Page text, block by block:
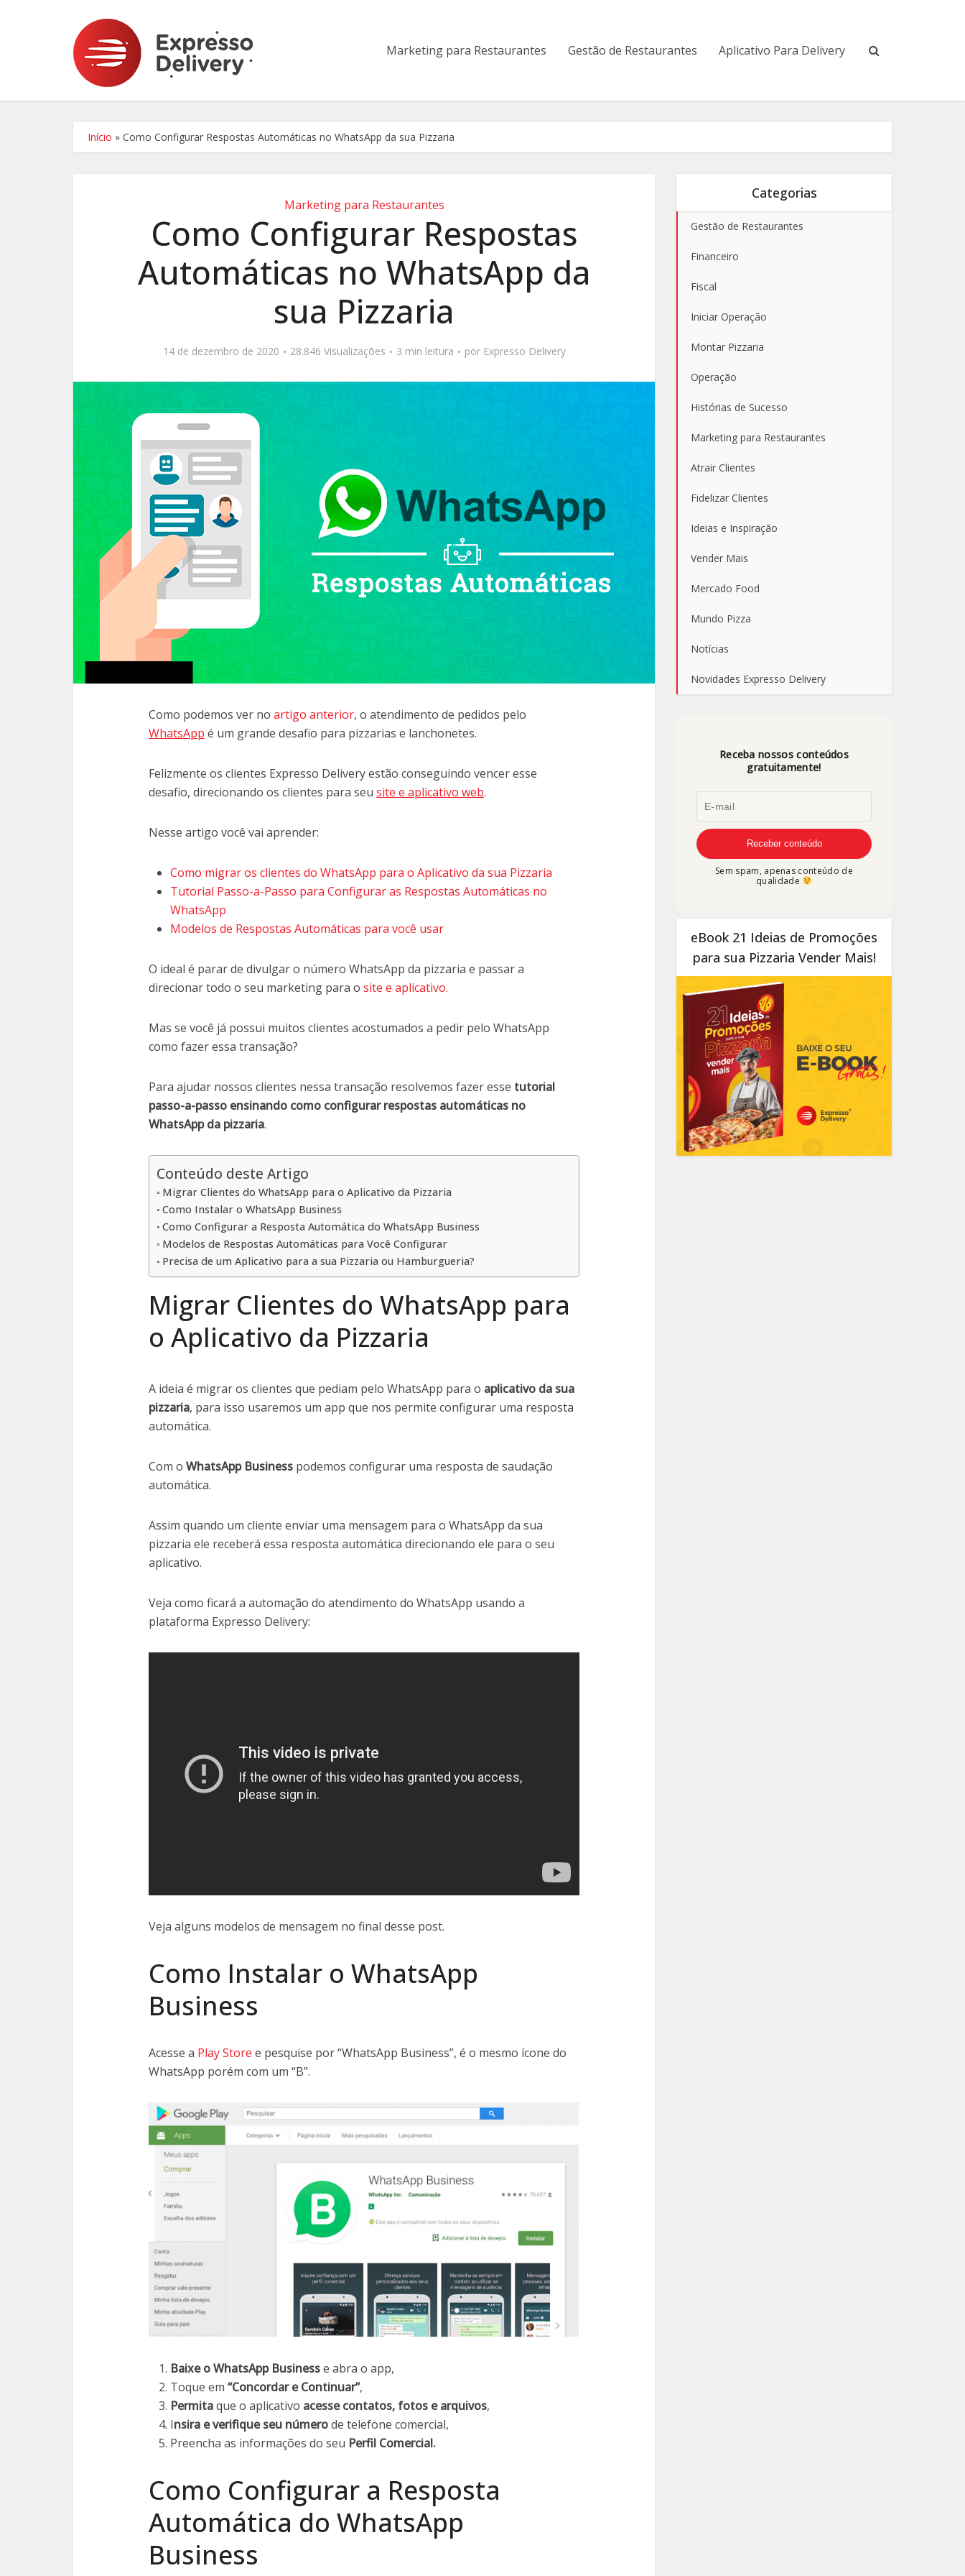
Marketing para Restaurantes Gestão de Restaurantes Aplicativo Para Delivery
Início » Como Configurar Respostas Automáticas no WhatsApp da sua Pizzaria
Marketing para Restaurantes
Como Configurar Respostas
Automáticas no WhatsApp da
sua Pizzaria
14 de dezembro de 2020 28.846 Visualizações 3 min leitura por Expresso Delivery
Como podemos ver no artigo anterior, o atendimento de pedidos pelo
WhatsApp é um grande desafio para pizzarias e lanchonetes.
Felizmente os clientes Expresso Delivery estão conseguindo vencer esse
desafio, direcionando os clientes para seu site e aplicativo web.
Nesse artigo você vai aprender:
Como migrar os clientes do WhatsApp para o Aplicativo da sua Pizzaria
Tutorial Passo-a-Passo para Configurar as Respostas Automáticas no
WhatsApp
Modelos de Respostas Automáticas para você usar
O ideal é parar de divulgar o número WhatsApp da pizzaria e passar a
direcionar todo o seu marketing para o site e aplicativo.
Mas se você já possui muitos clientes acostumados a pedir pelo WhatsApp
como fazer essa transação?
Para ajudar nossos clientes nessa transação resolvemos fazer esse tutorial
passo-a-passo ensinando como configurar respostas automáticas no
WhatsApp da pizzaria.
Conteúdo deste Artigo
Migrar Clientes do WhatsApp para o Aplicativo da Pizzaria
Como Instalar o WhatsApp Business
Como Configurar a Resposta Automática do WhatsApp Business
Modelos de Respostas Automáticas para Você Configurar
Precisa de um Aplicativo para a sua Pizzaria ou Hamburgueria?
Migrar Clientes do WhatsApp para
o Aplicativo da Pizzaria
A ideia é migrar os clientes que pediam pelo WhatsApp para o aplicativo da sua
pizzaria, para isso usaremos um app que nos permite configurar uma resposta
automática.
Com o WhatsApp Business podemos configurar uma resposta de saudação
automática.
Assim quando um cliente enviar uma mensagem para o WhatsApp da sua
pizzaria ele receberá essa resposta automática direcionando ele para o seu
aplicativo.
Veja como ficará a automação do atendimento do WhatsApp usando a
plataforma Expresso Delivery:
Veja alguns modelos de mensagem no final desse post.
Como Instalar o WhatsApp
Business
Acesse a Play Store e pesquise por “WhatsApp Business”, é o mesmo ícone do
WhatsApp porém com um “B”.
Baixe o WhatsApp Businesse abra o app,
Toque em “Concordar e Continuar”,
Permitaque o aplicativo acesse contatos, fotos e arquivos,
Insira e verifique seu númerode telefone comercial,
Preencha as informações do seu Perfil Comercial.
Como Configurar a Resposta
Automática do WhatsApp
Business
Categorias
Gestão de Restaurantes
Financeiro
Fiscal
Iniciar Operação
Montar Pizzaria
Operação
Histórias de Sucesso
Marketing para Restaurantes
Atrair Clientes
Fidelizar Clientes
Ideias e Inspiração
Vender Mais
Mercado Food
Mundo Pizza
Notícias
Novidades Expresso Delivery
Receba nossos conteúdos
gratuitamente!
Sem spam, apenas conteúdo de
qualidade
eBook 21 Ideias de Promoções
para sua Pizzaria Vender Mais!